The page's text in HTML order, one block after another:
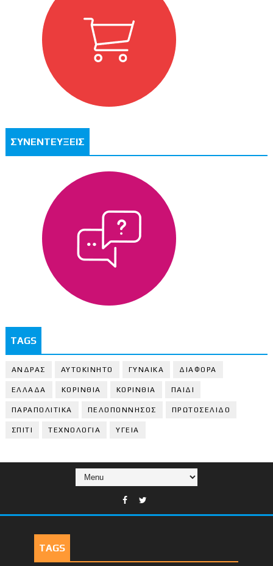
ΣΥΝΕΝΤΕΥΞΕΙΣ
TAGS
ΑΝΔΡΑΣ ΑΥΤΟΚΙΝΗΤΟ ΓΥΝΑΙΚΑ ΔΙΑΦΟΡΑ
ΕΛΛΑΔΑ ΚΟΡΙΝΘΙΑ ΚΟΡΙΝΘΙA ΠΑΙΔΙ
ΠΑΡΑΠΟΛΙΤΙΚΑ ΠΕΛΟΠΟΝΝΗΣΟΣ ΠΡΩΤΟΣΕΛΙΔΟ
ΣΠΙΤΙ ΤΕΧΝΟΛΟΓΙΑ ΥΓΕΙΑ
TAGS